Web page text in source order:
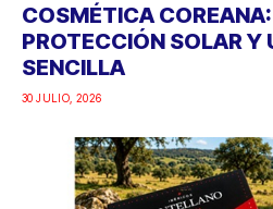
COSMÉTICA
PROTECCIÓN SOLAR Y
SENCILLA
30 JULIO, 2026